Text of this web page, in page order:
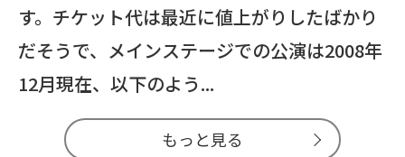
す。チケット代は最近に値上がりしたばかり
だそうで、メインステージでの公演は2008年
12月現在、以下のよう...
もっと見る